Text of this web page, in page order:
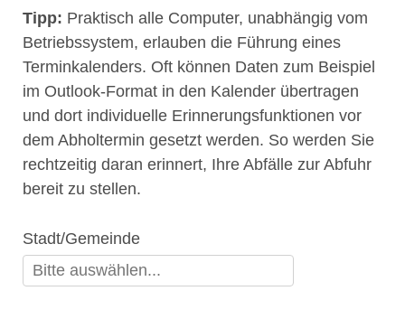
Tipp: Praktisch alle Computer, unabhängig vom
Betriebssystem, erlauben die Führung eines
Terminkalenders. Oft können Daten zum Beispiel
im Outlook-Format in den Kalender übertragen
und dort individuelle Erinnerungsfunktionen vor
dem Abholtermin gesetzt werden. So werden Sie
rechtzeitig daran erinnert, Ihre Abfälle zur Abfuhr
bereit zu stellen.